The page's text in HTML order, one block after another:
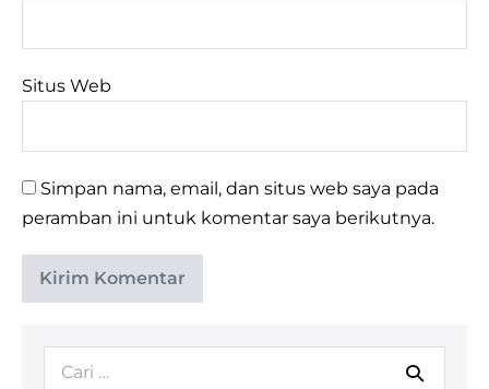
Situs Web
Simpan nama, email, dan situs web saya pada
peramban ini untuk komentar saya berikutnya.